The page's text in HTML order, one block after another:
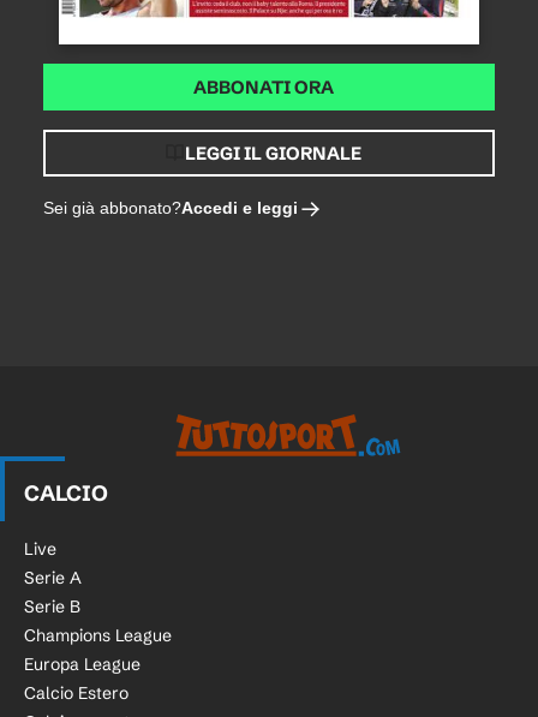
ABBONATI ORA
LEGGI IL GIORNALE
Sei già abbonato?Accedi e leggi
CALCIO
Live
Serie A
Serie B
Champions League
Europa League
Calcio Estero